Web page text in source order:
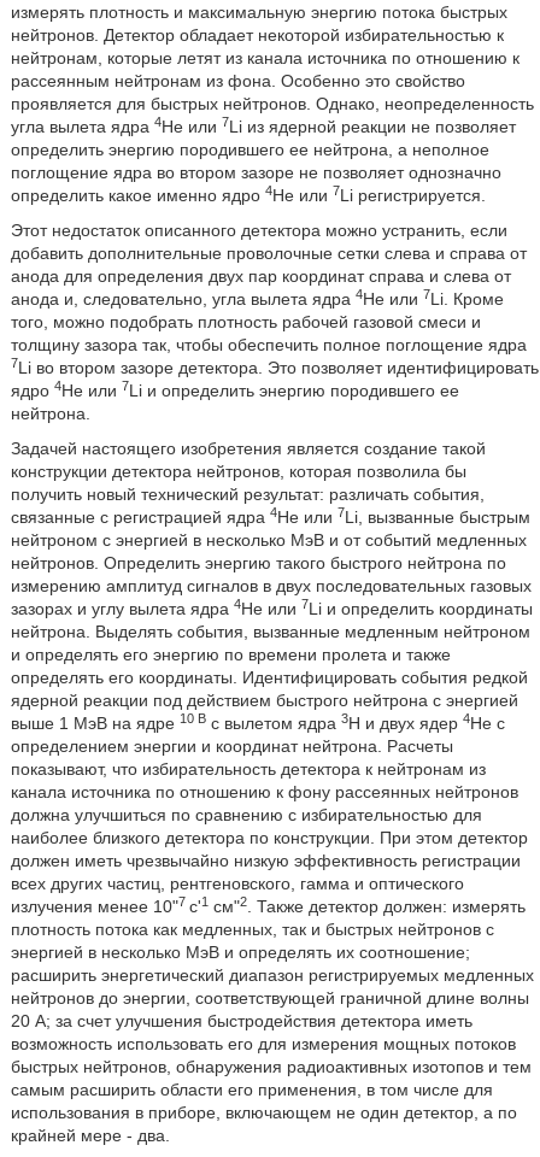
измерять плотность и максимальную энергию потока быстрых
нейтронов. Детектор обладает некоторой избирательностью к
нейтронам, которые летят из канала источника по отношению к
рассеянным нейтронам из фона. Особенно это свойство
проявляется для быстрых нейтронов. Однако, неопределенность
угла вылета ядра 4Не или 7Li из ядерной реакции не позволяет
определить энергию породившего ее нейтрона, а неполное
поглощение ядра во втором зазоре не позволяет однозначно
определить какое именно ядро 4Не или 7Li регистрируется.
Этот недостаток описанного детектора можно устранить, если
добавить дополнительные проволочные сетки слева и справа от
анода для определения двух пар координат справа и слева от
анода и, следовательно, угла вылета ядра 4Не или 7Li. Кроме
того, можно подобрать плотность рабочей газовой смеси и
толщину зазора так, чтобы обеспечить полное поглощение ядра
7Li во втором зазоре детектора. Это позволяет идентифицировать
ядро 4Не или 7Li и определить энергию породившего ее
нейтрона.
Задачей настоящего изобретения является создание такой
конструкции детектора нейтронов, которая позволила бы
получить новый технический результат: различать события,
связанные с регистрацией ядра 4Не или 7Li, вызванные быстрым
нейтроном с энергией в несколько МэВ и от событий медленных
нейтронов. Определить энергию такого быстрого нейтрона по
измерению амплитуд сигналов в двух последовательных газовых
зазорах и углу вылета ядра 4Не или 7Li и определить координаты
нейтрона. Выделять события, вызванные медленным нейтроном
и определять его энергию по времени пролета и также
определять его координаты. Идентифицировать события редкой
ядерной реакции под действием быстрого нейтрона с энергией
выше 1 МэВ на ядре 10 Вс вылетом ядра 3Н и двух ядер 4Не с
определением энергии и координат нейтрона. Расчеты
показывают, что избирательность детектора к нейтронам из
канала источника по отношению к фону рассеянных нейтронов
должна улучшиться по сравнению с избирательностью для
наиболее близкого детектора по конструкции. При этом детектор
должен иметь чрезвычайно низкую эффективность регистрации
всех других частиц, рентгеновского, гамма и оптического
излучения менее 10"7 с'1см"2. Также детектор должен: измерять
плотность потока как медленных, так и быстрых нейтронов с
энергией в несколько МэВ и определять их соотношение;
расширить энергетический диапазон регистрируемых медленных
нейтронов до энергии, соответствующей граничной длине волны
20 А; за счет улучшения быстродействия детектора иметь
возможность использовать его для измерения мощных потоков
быстрых нейтронов, обнаружения радиоактивных изотопов и тем
самым расширить области его применения, в том числе для
использования в приборе, включающем не один детектор, а по
крайней мере - два.